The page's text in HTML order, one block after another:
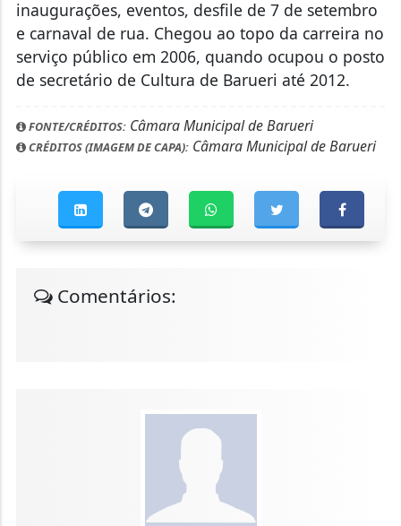
inaugurações, eventos, desfile de 7 de setembro
e carnaval de rua. Chegou ao topo da carreira no
serviço público em 2006, quando ocupou o posto
de secretário de Cultura de Barueri até 2012.
FONTE/CRÉDITOS:Câmara Municipal de Barueri
CRÉDITOS (IMAGEM DE CAPA):Câmara Municipal de Barueri
Comentários: